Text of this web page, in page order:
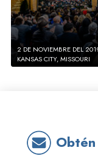
2 DE NOVIEMBRE DEL
KANSAS CITY, MISSOURI